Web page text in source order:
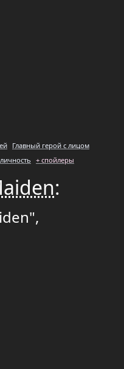
Главный герой с лицом
+ спойлеры
: